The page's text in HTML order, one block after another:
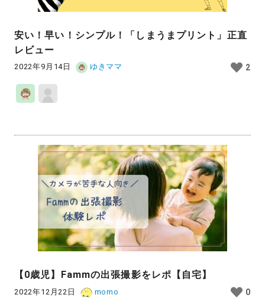
安い！早い！シンプル！「しまうまプリント」正直
レビュー
2022年9月14日 ゆきママ 2
【0歳児】Fammの出張撮影をレポ【自宅】
2022年12月22日 momo 0